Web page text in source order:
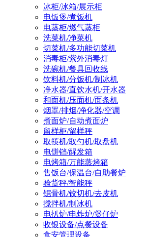
冰柜/冰箱/展示柜
电饭煲/煮饭机
电蒸柜/燃气蒸柜
洗菜机/净菜机
切菜机/多功能切菜机
消毒柜/紫外消毒灯
洗碗机/餐具回收线
饮料机/分饭机/制冰机
净水器/直饮水机/开水器
和面机/压面机/面条机
烟罩/排烟/净化器/空调
煮面炉/自动煮面炉
留样柜/留样秤
取筷机/取勺机/取盘机
电饼铛/醒发箱
电烤箱/万能蒸烤箱
售饭台/保温台/自助餐炉
验货秤/智能秤
锯骨机/铰切机/去皮机
搅拌机/制冰机
电扒炉/电炸炉/煲仔炉
收银设备/点餐设备
食安管理设备